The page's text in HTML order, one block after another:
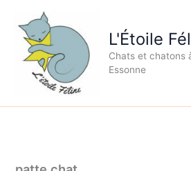
contenu
L'Étoile
Chats et chatons
Essonne